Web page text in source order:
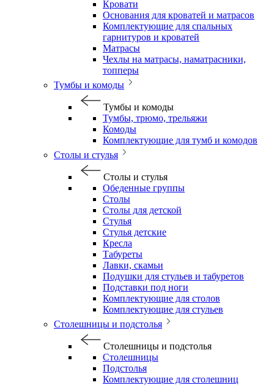
Кровати
Основания для кроватей и матрасов
Комплектующие для спальных
гарнитуров и кроватей
Матрасы
Чехлы на матрасы, наматрасники,
топперы
Тумбы и комоды
Тумбы и комоды
Тумбы, трюмо, трельяжи
Комоды
Комплектующие для тумб и комодов
Столы и стулья
Столы и стулья
Обеденные группы
Столы
Столы для детской
Стулья
Стулья детские
Кресла
Табуреты
Лавки, скамьи
Подушки для стульев и табуретов
Подставки под ноги
Комплектующие для столов
Комплектующие для стульев
Столешницы и подстолья
Столешницы и подстолья
Столешницы
Подстолья
Комплектующие для столешниц